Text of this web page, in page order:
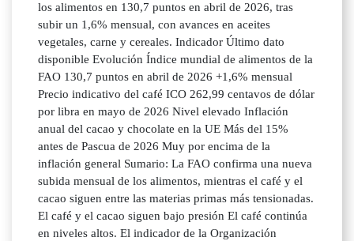
los alimentos en 130,7 puntos en abril de 2026, tras
subir un 1,6% mensual, con avances en aceites
vegetales, carne y cereales. Indicador Último dato
disponible Evolución Índice mundial de alimentos de la
FAO 130,7 puntos en abril de 2026 +1,6% mensual
Precio indicativo del café ICO 262,99 centavos de dólar
por libra en mayo de 2026 Nivel elevado Inflación
anual del cacao y chocolate en la UE Más del 15%
antes de Pascua de 2026 Muy por encima de la
inflación general Sumario: La FAO confirma una nueva
subida mensual de los alimentos, mientras el café y el
cacao siguen entre las materias primas más tensionadas.
El café y el cacao siguen bajo presión El café continúa
en niveles altos. El indicador de la Organización